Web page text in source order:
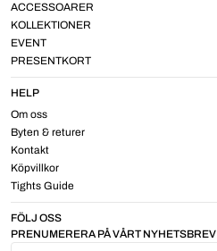
PRENUMERERA PÅ VÅRT NYHETSBREV
ACCESSOARER
KOLLEKTIONER
EVENT
PRESENTKORT
HELP
Om oss
Byten & returer
Kontakt
Köpvillkor
Tights Guide
FÖLJ OSS